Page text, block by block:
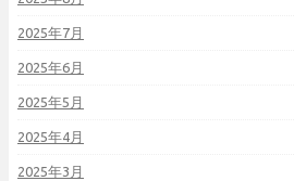
2025年7月
2025年6月
2025年5月
2025年4月
2025年3月